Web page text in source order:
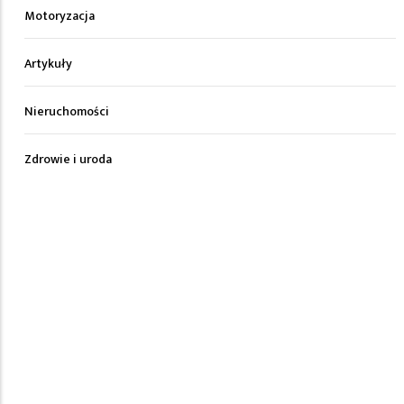
Motoryzacja
Artykuły
Nieruchomości
Zdrowie i uroda